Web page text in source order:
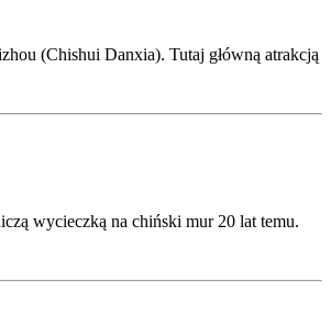
(Chishui Danxia). Tutaj główną atrakcją
wycieczką na chiński mur 20 lat temu.